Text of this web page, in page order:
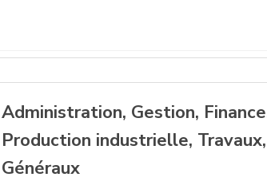
Administration, Gestion,
Production industrielle,
Généraux